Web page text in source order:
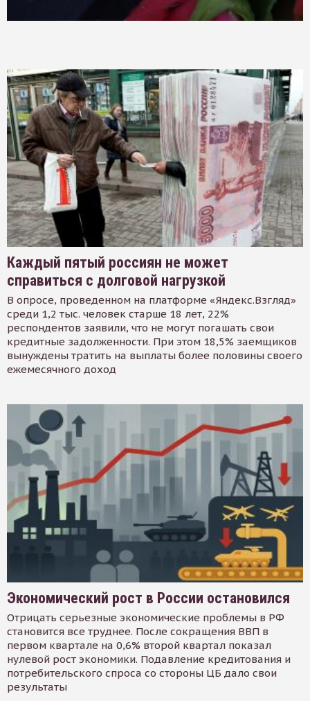
Каждый пятый россиян не может
справиться с долговой нагрузкой
В опросе, проведенном на платформе «Яндекс.Взгляд»
среди 1,2 тыс. человек старше 18 лет, 22%
респондентов заявили, что не могут погашать свои
кредитные задолженности. При этом 18,5% заемщиков
вынуждены тратить на выплаты более половины своего
ежемесячного доход
Экономический рост в России остановился
Отрицать серьезные экономические проблемы в РФ
становится все труднее. После сокращения ВВП в
первом квартале на 0,6% второй квартал показал
нулевой рост экономики. Подавление кредитования и
потребительского спроса со стороны ЦБ дало свои
результаты